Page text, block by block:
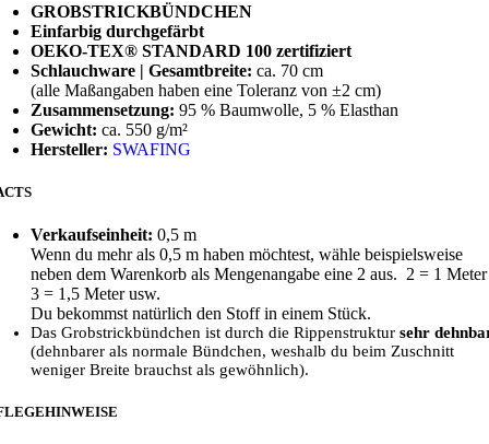
GROBSTRICKBÜNDCHEN
Einfarbig durchgefärbt
OEKO-TEX® STANDARD 100 zertifiziert
Schlauchware | Gesamtbreite: ca. 70 cm
(alle Maßangaben haben eine Toleranz von ±2 cm)
Zusammensetzung: 95 % Baumwolle, 5 % Elasthan
Gewicht: ca. 550 g/m²
Hersteller: SWAFING
Verkaufseinheit: 0,5 m
Wenn du mehr als 0,5 m haben möchtest, wähle beispielsweise
neben dem Warenkorb als Mengenangabe eine 2 aus. 2 = 1 Meter
3 = 1,5 Meter usw.
Du bekommst natürlich den Stoff in einem Stück.
Das Grobstrickbündchen ist durch die Rippenstruktur sehr
(dehnbarer als normale Bündchen, weshalb du beim Zuschnitt
weniger Breite brauchst als gewöhnlich).